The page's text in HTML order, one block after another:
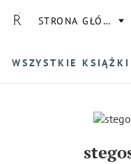
STRONA GŁÓWNA
WSZYSTKIE KSIĄŻKI